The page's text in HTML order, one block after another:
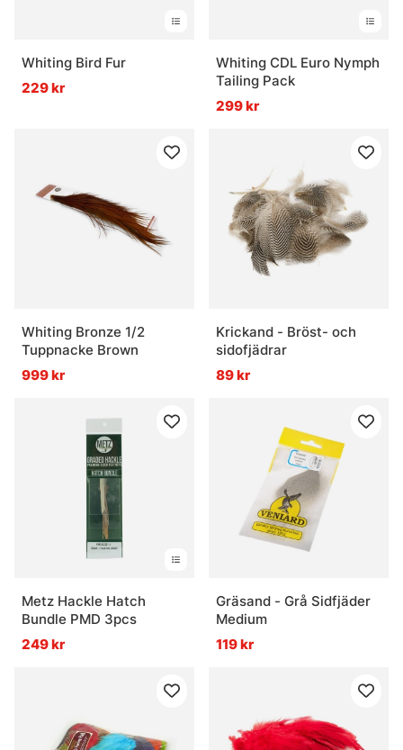
Whiting Bird Fur
229 kr
Whiting CDL Euro Nymph
Tailing Pack
299 kr
Whiting Bronze 1/2
Tuppnacke Brown
999 kr
Krickand - Bröst- och
sidofjädrar
89 kr
Metz Hackle Hatch
Bundle PMD 3pcs
249 kr
Gräsand - Grå Sidfjäder
Medium
119 kr